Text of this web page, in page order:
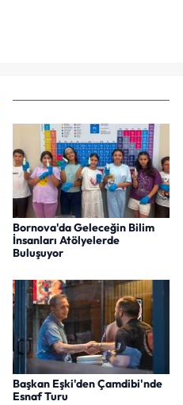
Bornova'da Geleceğin Bilim
İnsanları Atölyelerde
Buluşuyor
Başkan Eşki'den Çamdibi'nde
Esnaf Turu